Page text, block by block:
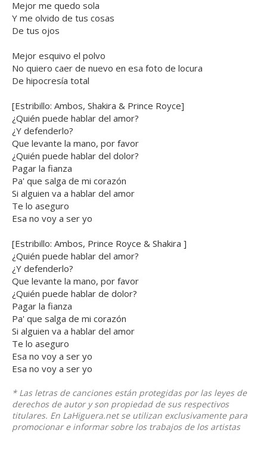
Mejor me quedo sola
Y me olvido de tus cosas
De tus ojos
Mejor esquivo el polvo
No quiero caer de nuevo en esa foto de locura
De hipocresía total
[Estribillo: Ambos, Shakira & Prince Royce]
¿Quién puede hablar del amor?
¿Y defenderlo?
Que levante la mano, por favor
¿Quién puede hablar del dolor?
Pagar la fianza
Pa' que salga de mi corazón
Si alguien va a hablar del amor
Te lo aseguro
Esa no voy a ser yo
[Estribillo: Ambos, Prince Royce & Shakira ]
¿Quién puede hablar del amor?
¿Y defenderlo?
Que levante la mano, por favor
¿Quién puede hablar de dolor?
Pagar la fianza
Pa' que salga de mi corazón
Si alguien va a hablar del amor
Te lo aseguro
Esa no voy a ser yo
Esa no voy a ser yo
* Las letras de canciones están protegidas por las leyes de
derechos de autor y son propiedad de sus respectivos
titulares. En LaHiguera.net se utilizan exclusivamente para
promocionar e informar sobre los trabajos de los artistas